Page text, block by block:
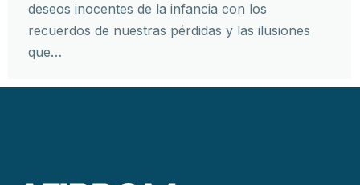
deseos inocentes de la infancia con los
recuerdos de nuestras pérdidas y las ilusiones
que…